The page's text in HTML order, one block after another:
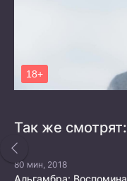
Так же смотрят:
80 мин, 2018